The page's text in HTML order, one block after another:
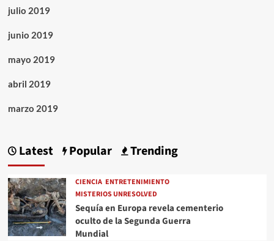
julio 2019
junio 2019
mayo 2019
abril 2019
marzo 2019
Latest Popular Trending
CIENCIA ENTRETENIMIENTO
MISTERIOS UNRESOLVED
Sequía en Europa revela cementerio
oculto de la Segunda Guerra
Mundial